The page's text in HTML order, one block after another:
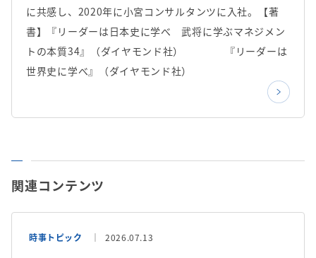
に共感し、2020年に小宮コンサルタンツに入社。【著
書】『リーダーは日本史に学べ 武将に学ぶマネジメン
トの本質34』（ダイヤモンド社） 『リーダーは
世界史に学べ』（ダイヤモンド社）
関連コンテンツ
時事トピック 2026.07.13